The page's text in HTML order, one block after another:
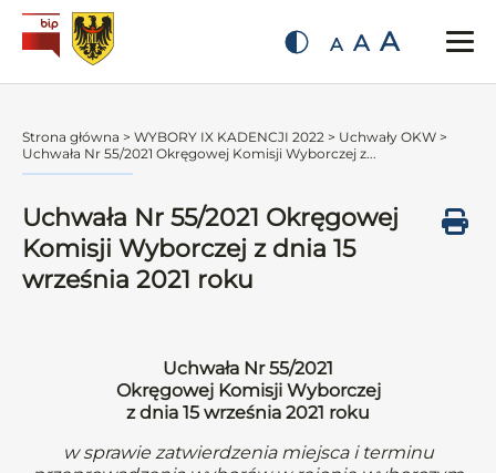
A A A
Strona główna > WYBORY IX KADENCJI 2022 > Uchwały OKW >
Uchwała Nr 55/2021 Okręgowej Komisji Wyborczej z...
Uchwała Nr 55/2021 Okręgowej
Komisji Wyborczej z dnia 15
września 2021 roku
Uchwała Nr 55/2021
Okręgowej Komisji Wyborczej
z dnia 15 września 2021 roku
w sprawie zatwierdzenia miejsca i terminu